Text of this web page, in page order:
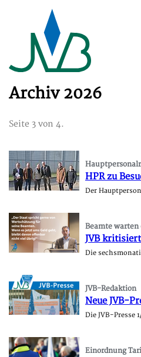
Archiv 2026
Seite 3 von 4.
HPR zu
Der
Beamte warten
JVB
Die
JVB-Redaktion
Neue JVB-
Die JVB-Presse
Einordnung